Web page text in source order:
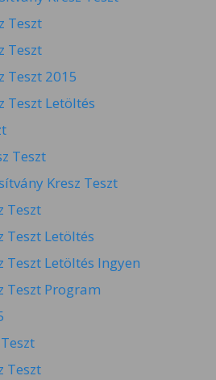
Teszt
Teszt
Teszt 2015
Teszt Letöltés
Teszt
Kresz Teszt
Teszt
Teszt Letöltés
Teszt Letöltés Ingyen
Teszt Program
Teszt